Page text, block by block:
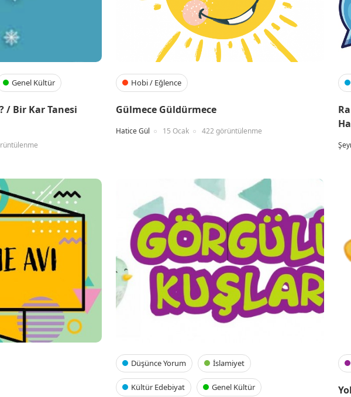
Genel Kültür
/ Bir Kar Tanesi
Hobi / Eğlence
Gülmece Güldürmece
Hatice Gül 15 Ocak 422 görüntülenme
Düşünce Yorum İslamiyet
Kültür Edebiyat Genel Kültür